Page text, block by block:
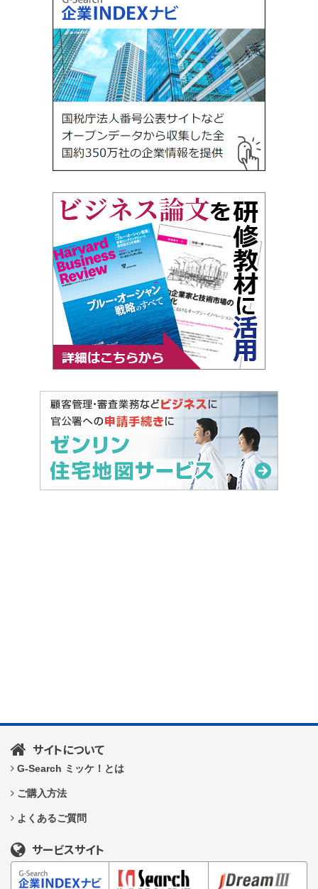
サイトについて
G-Search ミッケ！とは
ご購入方法
よくあるご質問
サービスサイト